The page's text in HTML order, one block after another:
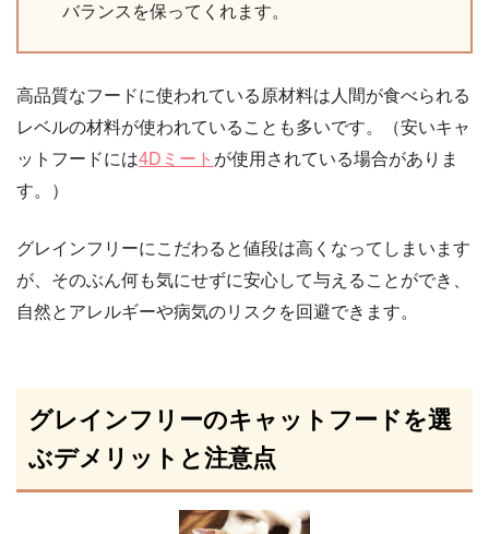
バランスを保ってくれます。
高品質なフードに使われている原材料は人間が食べられる
レベルの材料が使われていることも多いです。（安いキャ
ットフードには4Dミート が使用されている場合がありま
す。）
グレインフリーにこだわると値段は高くなってしまいます
が、そのぶん何も気にせずに安心して与えることができ、
自然とアレルギーや病気のリスクを回避できます。
グレインフリーのキャットフードを選
ぶデメリットと注意点